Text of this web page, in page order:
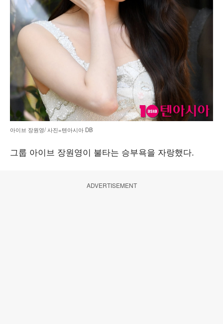
아이브 장원영/ 사진=텐아시아 DB
그룹 아이브 장원영이 불타는 승부욕을 자랑했다.
ADVERTISEMENT